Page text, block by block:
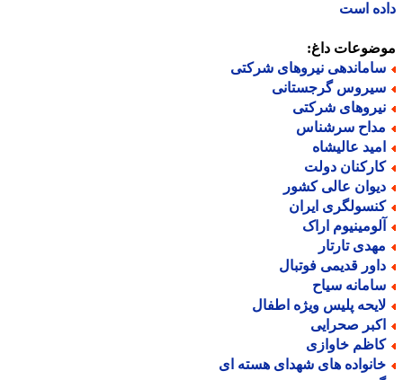
است
داغ:
نیروهای شرکتی
گرجستانی
شرکتی
سرشناس
عالیشاه
دولت
عالی کشور
ایران
اراک
تارتار
قدیمی فوتبال
سیاح
پلیس ویژه اطفال
صحرایی
خاوازی
های شهدای هسته ای